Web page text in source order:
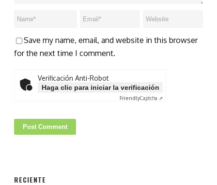
Save my name, email, and website in this browser
for the next time I comment.
Verificación Anti-Robot
Haga clic para iniciar la verificación
FriendlyCaptcha ⇗
RECIENTE